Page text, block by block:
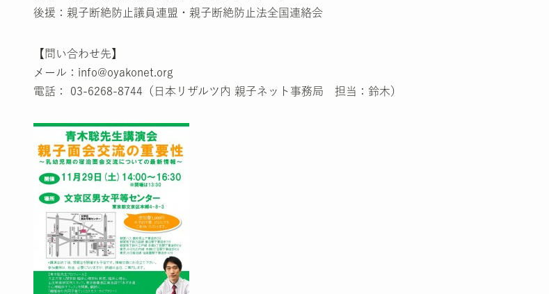
後援：親子断絶防止議員連盟・親子断絶防止法全国連絡会
【問い合わせ先】
メール：info@oyakonet.org
電話： 03-6268-8744（日本リザルツ内 親子ネット事務局 担当：鈴木）